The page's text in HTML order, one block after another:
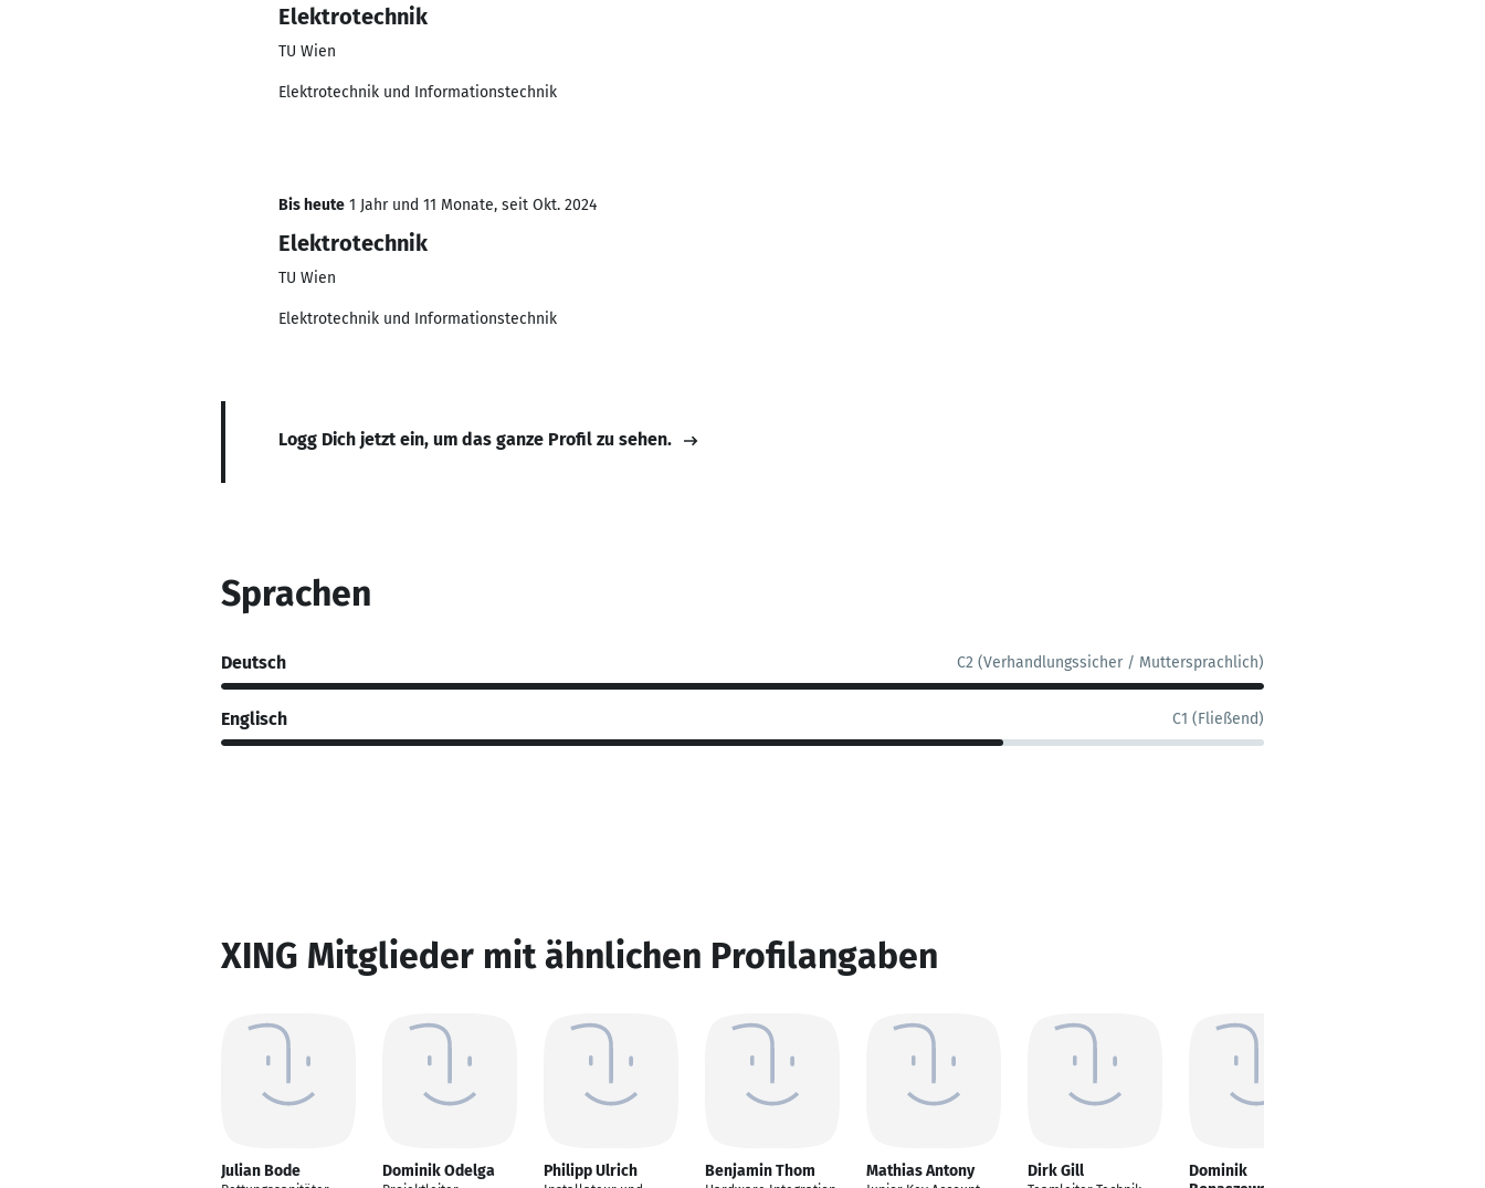
Elektrotechnik
TU Wien
Elektrotechnik und Informationstechnik
Bis heute 1 Jahr und 11 Monate, seit Okt. 2024
Elektrotechnik
TU Wien
Elektrotechnik und Informationstechnik
Logg Dich jetzt ein, um das ganze Profil zu sehen.
Sprachen
Deutsch C2 (Verhandlungssicher / Muttersprachlich)
Englisch C1 (Fließend)
XING Mitglieder mit ähnlichen Profilangaben
Julian Bode Dominik Odelga Philipp Ulrich Benjamin Thom Mathias Antony Dirk Gill
Dominik